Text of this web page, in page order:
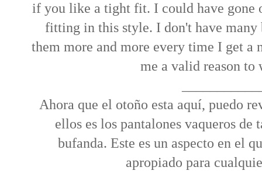
if you like a tight fit. I could have gone
fitting in this style. I don't have
them more and more every time I get a
me a valid reason to
Ahora que el otoño esta aquí, puedo
ellos es los pantalones vaqueros
bufanda. Este es un aspecto en el
apropiado para